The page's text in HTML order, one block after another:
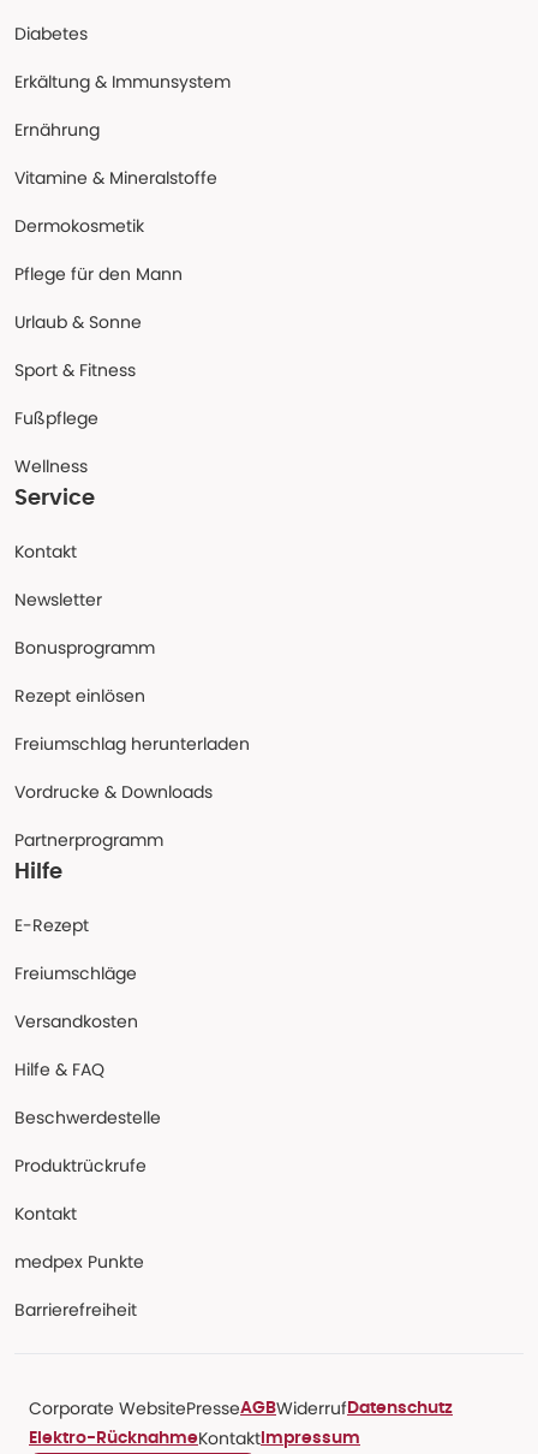
Diabetes
Erkältung & Immunsystem
Ernährung
Vitamine & Mineralstoffe
Dermokosmetik
Pflege für den Mann
Urlaub & Sonne
Sport & Fitness
Fußpflege
Wellness
Service
Kontakt
Newsletter
Bonusprogramm
Rezept einlösen
Freiumschlag herunterladen
Vordrucke & Downloads
Partnerprogramm
Hilfe
E-Rezept
Freiumschläge
Versandkosten
Hilfe & FAQ
Beschwerdestelle
Produktrückrufe
Kontakt
medpex Punkte
Barrierefreiheit
Corporate WebsitePresseAGBWiderruf Datenschutz
Elektro-RücknahmeKontakt Impressum